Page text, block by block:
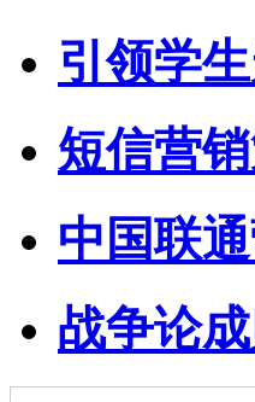
引领学
短信营
中国联
战争论